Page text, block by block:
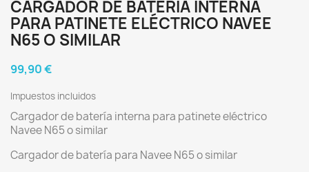
CARGADOR DE BATERÍA INTERNA
PARA PATINETE ELÉCTRICO NAVEE
N65 O SIMILAR
99,90 €
Impuestos incluidos
Cargador de batería interna para patinete eléctrico
Navee N65 o similar
Cargador de batería para Navee N65 o similar